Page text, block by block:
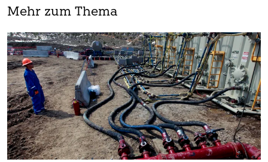
Mehr zum Thema